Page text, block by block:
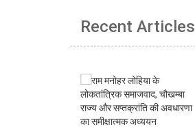
Recent Articles